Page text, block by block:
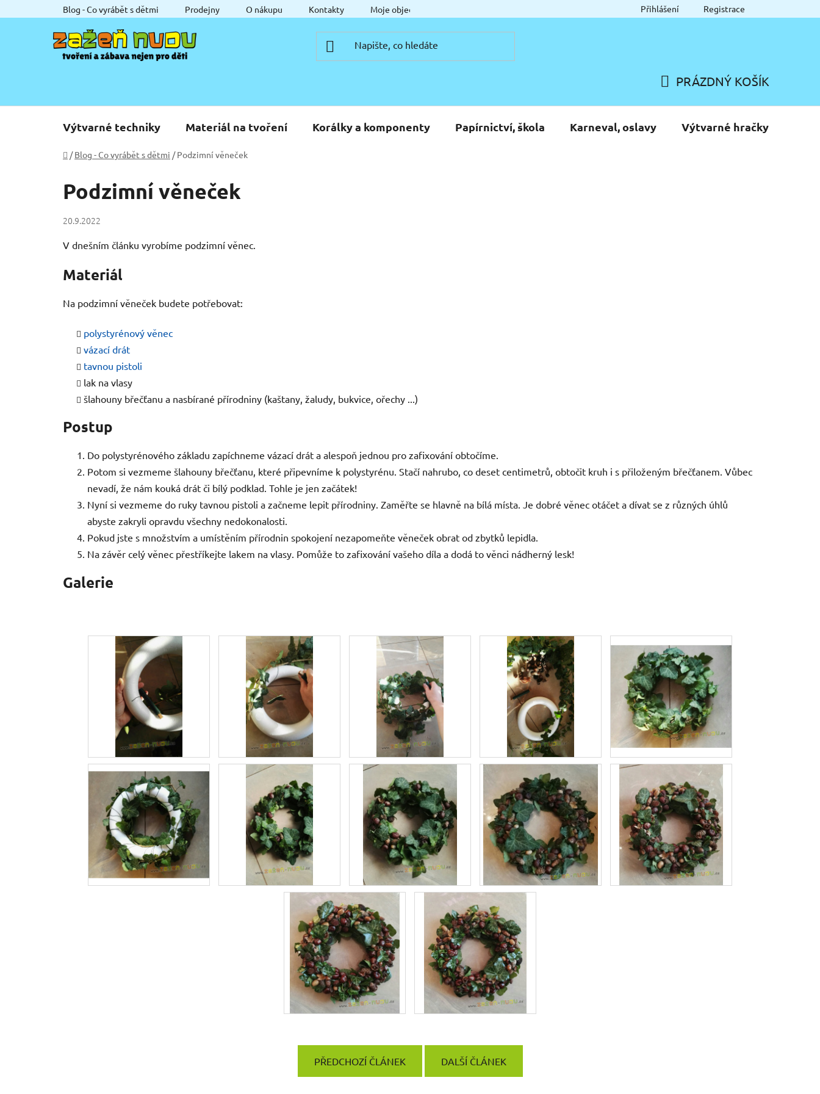
na
Blog - Co vyrábět s dětmi Prodejny O nákupu Kontakty Moje objednávka Přihlášení Registrace
KOŠÍK
PRÁZDNÝ KOŠÍK
Výtvarné techniky Materiál na tvoření Korálky a komponenty Papírnictví, škola Karneval, oslavy Výtvarné hračky
Domů
/ Blog - Co vyrábět s dětmi / Podzimní věneček
Podzimní věneček
20.9.2022
V dnešním článku vyrobíme podzimní věnec.
Materiál
Na podzimní věneček budete potřebovat:
polystyrénový věnec
vázací drát
tavnou pistoli
lak na vlasy
šlahouny břečťanu a nasbírané přírodniny (kaštany, žaludy, bukvice, ořechy ...)
Postup
Do polystyrénového základu zapíchneme vázací drát a alespoň jednou pro zafixování obtočíme.
Potom si vezmeme šlahouny břečťanu, které připevníme k polystyrénu. Stačí nahrubo, co deset centimetrů, obtočit kruh i s přiloženým břečťanem. Vůbec
nevadí, že nám kouká drát či bílý podklad. Tohle je jen začátek!
Nyní si vezmeme do ruky tavnou pistoli a začneme lepit přírodniny. Zaměřte se hlavně na bílá místa. Je dobré věnec otáčet a dívat se z různých úhlů
abyste zakryli opravdu všechny nedokonalosti.
Pokud jste s množstvím a umístěním přírodnin spokojení nezapomeňte věneček obrat od zbytků lepidla.
Na závěr celý věnec přestříkejte lakem na vlasy. Pomůže to zafixování vašeho díla a dodá to věnci nádherný lesk!
Galerie
PŘEDCHOZÍ ČLÁNEK DALŠÍ ČLÁNEK